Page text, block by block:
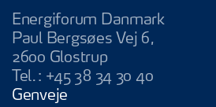
Energiforum Danmark
Paul Bergsøes Vej 6,
2600 Glostrup
Tel.: +45 38 34 30 40
Genveje